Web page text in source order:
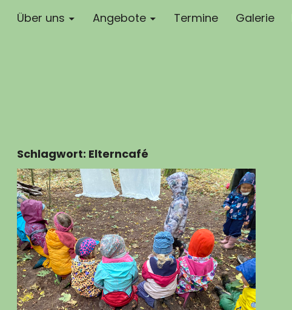
Über uns Angebote Termine Galerie
Schlagwort: Elterncafé